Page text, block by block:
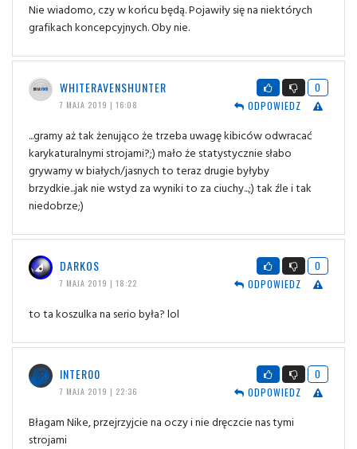
Nie wiadomo, czy w końcu będą. Pojawiły się na niektórych
grafikach koncepcyjnych. Oby nie.
WHITERAVENSHUNTER
7 MAJA 2019 | 16:08
0
ODPOWIEDZ
...gramy aż tak żenująco że trzeba uwagę kibiców odwracać
karykaturalnymi strojami?;) mało że statystycznie słabo
grywamy w białych/jasnych to teraz drugie byłyby
brzydkie...jak nie wstyd za wyniki to za ciuchy...;) tak źle i tak
niedobrze;)
DARKOS
7 MAJA 2019 | 18:22
0
ODPOWIEDZ
to ta koszulka na serio była? lol
INTER00
7 MAJA 2019 | 22:36
0
ODPOWIEDZ
Błagam Nike, przejrzyjcie na oczy i nie dręczcie nas tymi
strojami